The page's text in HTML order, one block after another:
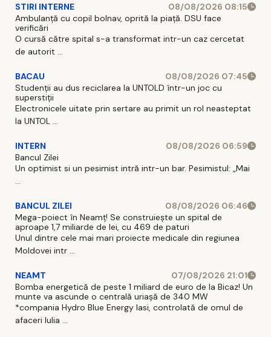
STIRI INTERNE
08/08/2026 08:15
Ambulanță cu copil bolnav, oprită la piață. DSU face
verificări
O cursă către spital s-a transformat intr-un caz cercetat
de autorit ...
BACAU
08/08/2026 07:45
Studenții au dus reciclarea la UNTOLD într-un joc cu
superstiții
Electronicele uitate prin sertare au primit un rol neasteptat
la UNTOL ...
INTERN
08/08/2026 06:59
Bancul Zilei
Un optimist si un pesimist intră intr-un bar. Pesimistul: „Mai
...
BANCUL ZILEI
08/08/2026 06:46
Mega-poiect în Neamț! Se construiește un spital de
aproape 1,7 miliarde de lei, cu 469 de paturi
Unul dintre cele mai mari proiecte medicale din regiunea
Moldovei intr ...
NEAMT
07/08/2026 21:01
Bomba energetică de peste 1 miliard de euro de la Bicaz! Un
munte va ascunde o centrală uriașă de 340 MW
*compania Hydro Blue Energy Iasi, controlată de omul de
afaceri Iulia ...